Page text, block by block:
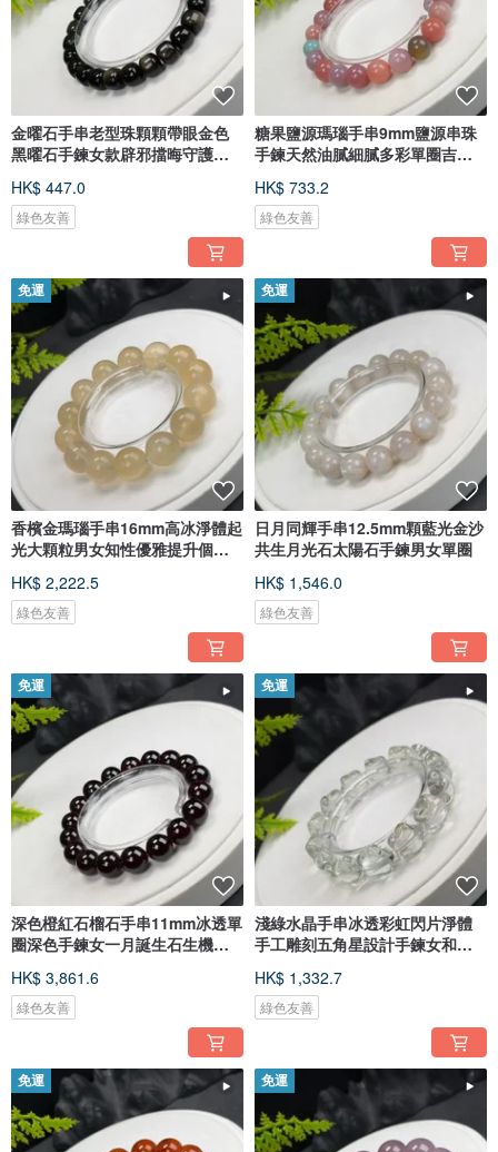
金曜石手串老型珠顆顆帶眼金色
黑曜石手鍊女款辟邪擋晦守護平
HK$ 447.0
綠色友善
糖果鹽源瑪瑙手串9mm鹽源串珠
手鍊天然油膩細膩多彩單圈吉祥
HK$ 733.2
綠色友善
免運
香檳金瑪瑙手串16mm高冰淨體起
光大顆粒男女知性優雅提升個人
HK$ 2,222.5
綠色友善
免運
日月同輝手串12.5mm顆藍光金沙
共生月光石太陽石手鍊男女單圈
HK$ 1,546.0
綠色友善
免運
深色橙紅石榴石手串11mm冰透單
圈深色手鍊女一月誕生石生機活
HK$ 3,861.6
綠色友善
免運
淺綠水晶手串冰透彩虹閃片淨體
手工雕刻五角星設計手鍊女和諧
HK$ 1,332.7
綠色友善
免運 免運